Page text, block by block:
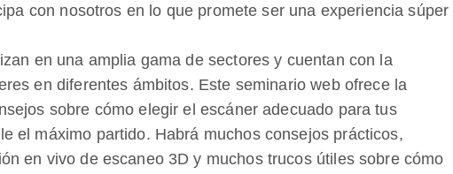
con nosotros en lo que promete ser una experiencia súper
en una amplia gama de sectores y cuentan con la
en diferentes ámbitos. Este seminario web ofrece la
sobre cómo elegir el escáner adecuado para tus
el máximo partido. Habrá muchos consejos prácticos,
en vivo de escaneo 3D y muchos trucos útiles sobre cómo